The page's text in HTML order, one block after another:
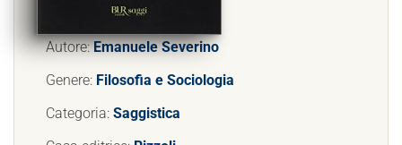
Autore:Emanuele Severino
Genere: Filosofia e Sociologia
Categoria: Saggistica